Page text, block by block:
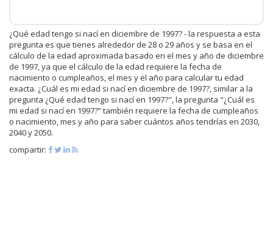
¿Qué edad tengo si nací en diciembre de 1997? - la respuesta a esta
pregunta es que tienes alrededor de 28 o 29 años y se basa en el
cálculo de la edad aproximada basado en el mes y año de diciembre
de 1997, ya que el cálculo de la edad requiere la fecha de
nacimiento o cumpleaños, el mes y el año para calcular tu edad
exacta. ¿Cuál es mi edad si nací en diciembre de 1997?, similar a la
pregunta ¿Qué edad tengo si nací en 1997?", la pregunta "¿Cuál es
mi edad si nací en 1997?” también requiere la fecha de cumpleaños
o nacimiento, mes y año para saber cuántos años tendrías en 2030,
2040 y 2050.
compartir: